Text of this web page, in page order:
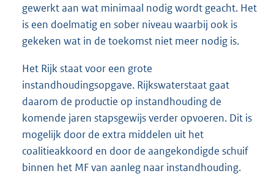
gewerkt aan wat minimaal nodig wordt geacht. Het
is een doelmatig en sober niveau waarbij ook is
gekeken wat in de toekomst niet meer nodig is.
Het Rijk staat voor een grote
instandhoudingsopgave. Rijkswaterstaat gaat
daarom de productie op instandhouding de
komende jaren stapsgewijs verder opvoeren. Dit is
mogelijk door de extra middelen uit het
coalitieakkoord en door de aangekondigde schuif
binnen het MF van aanleg naar instandhouding.